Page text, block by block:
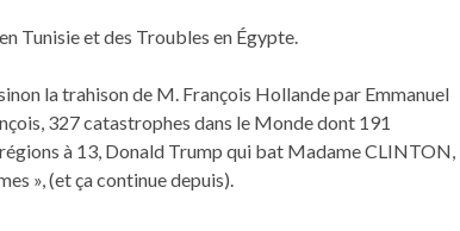
Tunisie et des Troubles en Égypte.
la trahison de M. François Hollande par Emmanuel
327 catastrophes dans le Monde dont 191
à 13, Donald Trump qui bat Madame CLINTON,
», (et ça continue depuis).